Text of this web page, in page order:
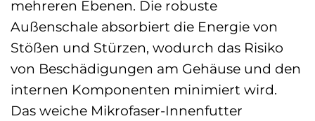
mehreren Ebenen. Die robuste
Außenschale absorbiert die Energie von
Stößen und Stürzen, wodurch das Risiko
von Beschädigungen am Gehäuse und den
internen Komponenten minimiert wird.
Das weiche Mikrofaser-Innenfutter